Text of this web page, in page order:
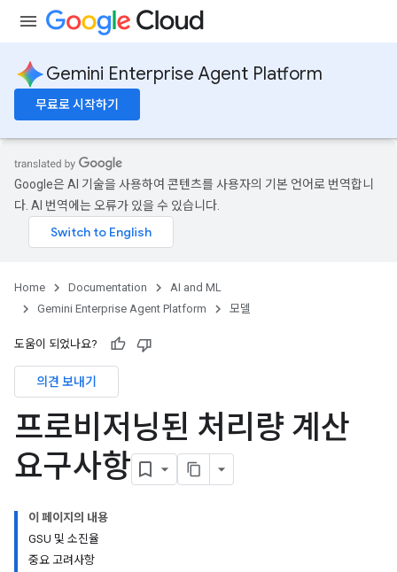
Gemini Enterprise Agent Platform
무료로 시작하기
Google은 AI 기술을 사용하여 콘텐츠를 사용자의 기본 언어로 번역합니
다. AI 번역에는 오류가 있을 수 있습니다.
Home Documentation
AI and ML
Gemini Enterprise Agent Platform
모델
도움이 되었나요?
의견 보내기
프로비저닝된 처리량 계산
요구사항
이 페이지의 내용
GSU 및 소진율
중요 고려사항